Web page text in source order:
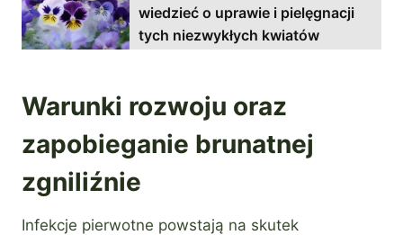
wiedzieć o uprawie i pielęgnacji
tych niezwykłych kwiatów
Warunki rozwoju oraz
zapobieganie brunatnej
zgniliźnie
Infekcje pierwotne powstają na skutek